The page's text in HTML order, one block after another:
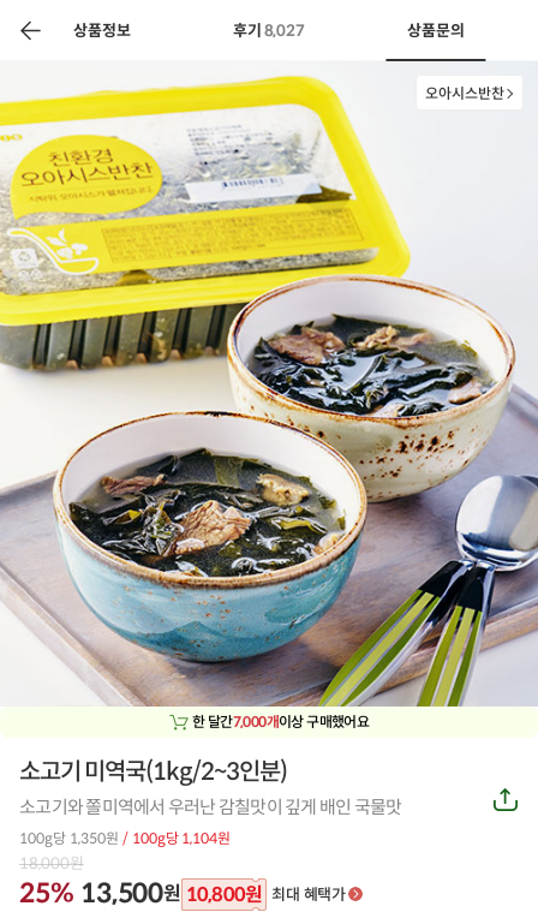
상품정보 후기 8,027 상품문의
공인 농축산물할인 찬들마루 주문/배송 고객센터
오아시스반찬
한 달간7,000개이상 구매했어요
소고기 미역국(1kg/2~3인분)
소고기와 쫄미역에서 우러난 감칠맛이 깊게 배인 국물맛
100g당 1,350원 / 100g당 1,104원
18,000원
25% 13,500원 10,800원 최대 혜택가
공
유